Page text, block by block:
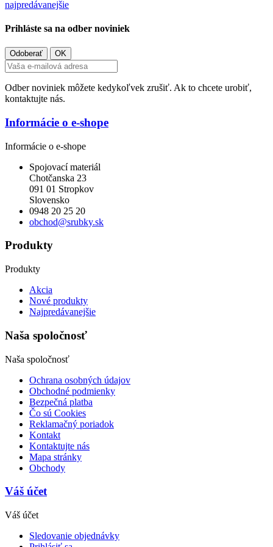
najpredávanejšie
Prihláste sa na odber noviniek
kontaktujte nás.
Informácie o e-shope
Informácie o e-shope
Spojovací materiál
Chotčanska 23
091 01 Stropkov
Slovensko
obchod@srubky.sk
Produkty
Produkty
Akcia
Najpredávanejšie
Naša spoločnosť
Naša spoločnosť
Ochrana osobných údajov
Obchodné podmienky
Bezpečná platba
Čo sú Cookies
Reklamačný poriadok
Kontakt
Kontaktujte nás
Obchody
Váš účet
Váš účet